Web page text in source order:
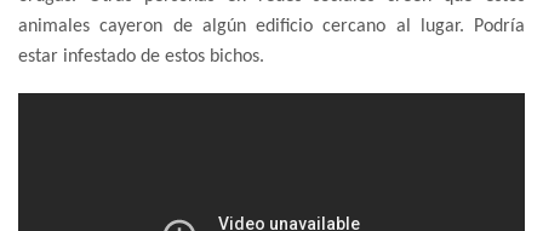
animales cayeron de algún edificio cercano al lugar. Podría
estar infestado de estos bichos.